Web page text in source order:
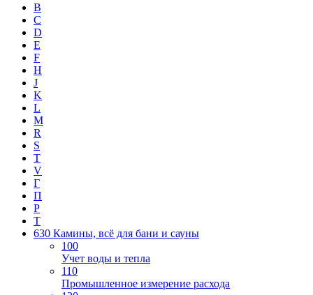
B
C
D
E
F
H
J
K
L
M
R
S
T
V
Г
П
Р
Т
630 Камины, всё для бани и сауны
100
Учет воды и тепла
110
Промышленное измерение расхода